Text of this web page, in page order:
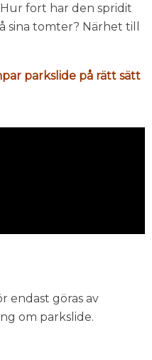
fort har den spridit
sina tomter? Närhet till
parkslide på rätt sätt
endast göras av
om parkslide.